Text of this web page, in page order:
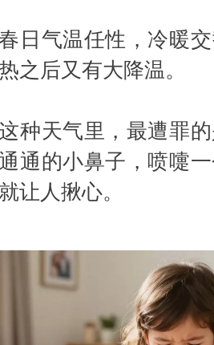
日气温任性，冷暖
之后又有大降温。
种天气里，最遭罪
通的小鼻子，喷嚏
让人揪心。